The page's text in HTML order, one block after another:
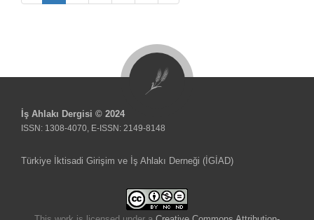
İş Ahlakı Dergisi © 2024
ISSN: 1308-4070, E-ISSN: 2149-8148
Türkiye İktisadi Girişim ve İş Ahlakı Derneği (İGİAD)